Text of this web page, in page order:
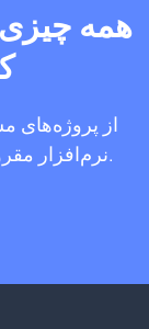
همه
از پروژه‌های
نرم‌افزار مقرون به صرفه و برنده جایزه مدیریت کنید.